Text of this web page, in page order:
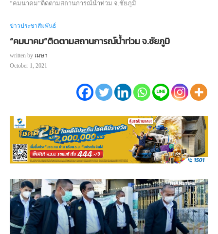
“คมนาคม”ติดตามสถานการณ์น้ำท่วม จ.ชัยภูมิ
ข่าวประชาสัมพันธ์
“คมนาคม”ติดตามสถานการณ์น้ำท่วม จ.ชัยภูมิ
written by เมษา
October 1, 2021